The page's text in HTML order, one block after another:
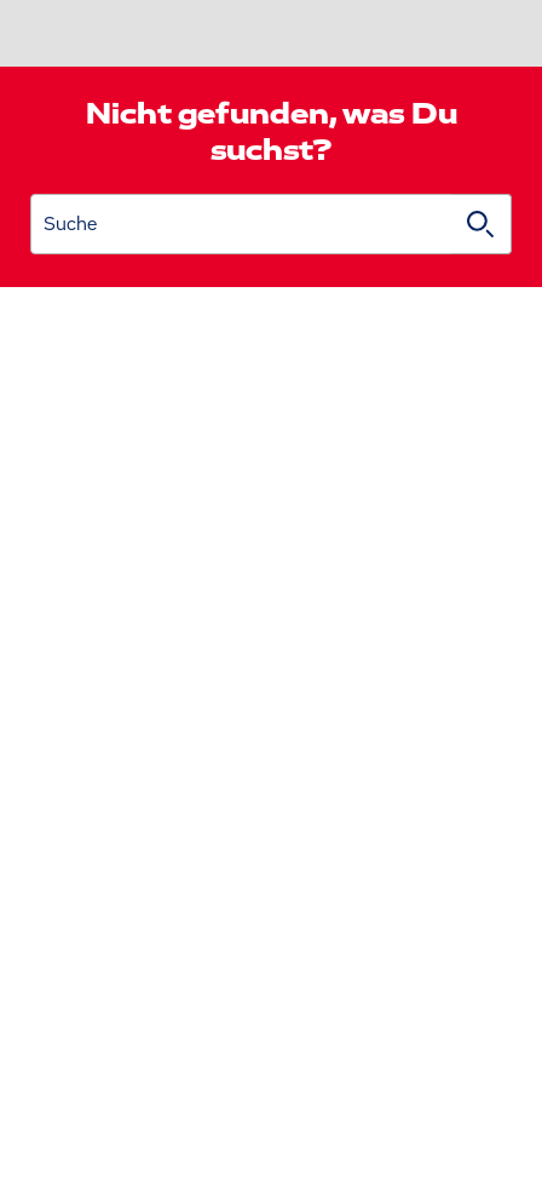
Nicht gefunden, was Du
suchst?
Suche